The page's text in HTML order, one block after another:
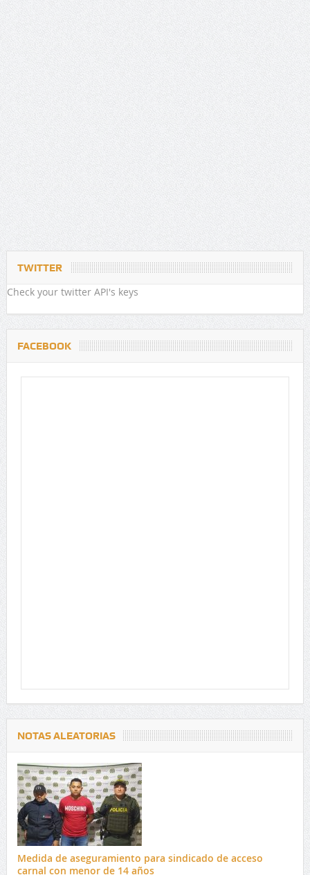
TWITTER
Check your twitter API's keys
FACEBOOK
NOTAS ALEATORIAS
Medida de aseguramiento para sindicado de acceso
carnal con menor de 14 años